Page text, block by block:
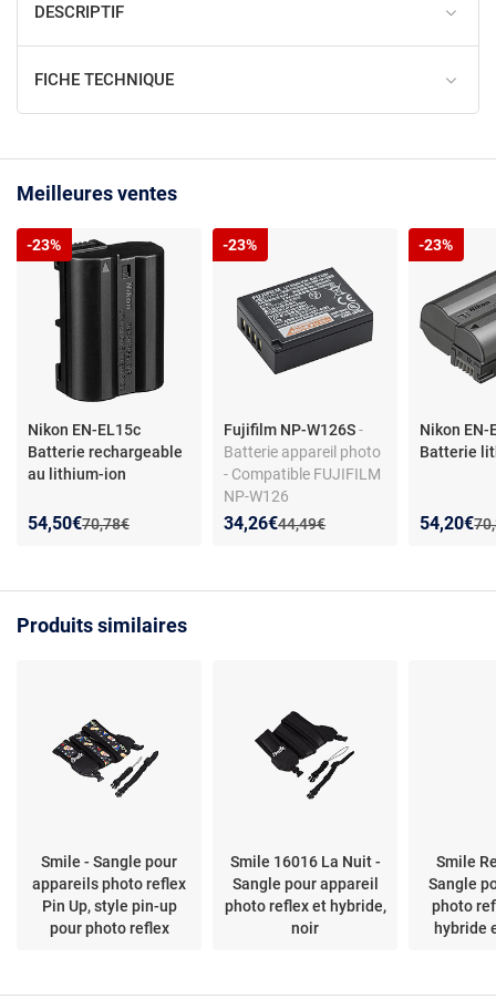
DESCRIPTIF
FICHE TECHNIQUE
Meilleures ventes
Nikon EN-EL15c
Batterie rechargeable
au lithium-ion
Ancien prix :
70,78€
Nouveau prix :
54,50€
Réduction de :
-23%
Fujifilm NP-W126S-
Batterie appareil photo
- Compatible FUJIFILM
NP-W126
Ancien prix :
44,49€
Nouveau prix :
34,26€
Réduction de :
-23%
Nikon EN-
Batterie
Nouveau
54,20€
-23%
Produits similaires
Smile - Sangle pour
appareils photo reflex
Pin Up, style pin-up
pour photo reflex
Smile 16016 La Nuit -
Sangle pour appareil
photo reflex et hybride,
noir
Smile
Sangle
photo
hybride